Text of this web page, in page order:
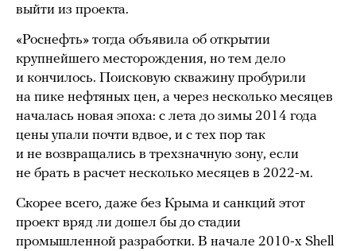
выйти из проекта.
«Роснефть» тогда объявила об открытии
крупнейшего месторождения, но тем дело
и кончилось. Поисковую скважину пробурили
на пике нефтяных цен, а через несколько месяцев
началась новая эпоха: с лета до зимы 2014 года
цены упали почти вдвое, и с тех пор так
и не возвращались в трехзначную зону, если
не брать в расчет несколько месяцев в 2022-м.
Скорее всего, даже без Крыма и санкций этот
проект вряд ли дошел бы до стадии
промышленной разработки. В начале 2010-х Shell